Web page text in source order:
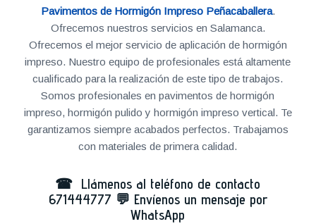
Pavimentos de Hormigón Impreso Peñacaballera.
Ofrecemos nuestros servicios en Salamanca.
Ofrecemos el mejor servicio de aplicación de hormigón
impreso. Nuestro equipo de profesionales está altamente
cualificado para la realización de este tipo de trabajos.
Somos profesionales en pavimentos de hormigón
impreso, hormigón pulido y hormigón impreso vertical. Te
garantizamos siempre acabados perfectos. Trabajamos
con materiales de primera calidad.
☎ Llámenos al teléfono de contacto
671444777 💬 Envíenos un mensaje por
WhatsApp